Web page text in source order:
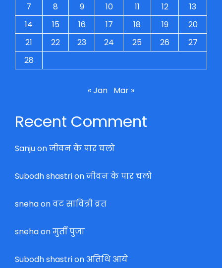
7
8 9 10 11 12
13
14
15 16 17 18 19
20
21
22 23 24 25 26
27
28
« Jan Mar »
Recent Comment
Sanjuonजीवन के पार चलो
Subodh shastrionजीवन के पार चलो
snehaonवट सावित्री व्रत
snehaonमुर्ती पुजा
Subodh shastrionअतिथि आये